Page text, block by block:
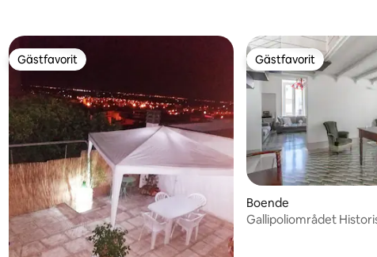
betyg, 75 omdömen
Gästfavorit
Gästfavorit Gästfavorit
Gästfavorit
Boende
Gallipoliområdet